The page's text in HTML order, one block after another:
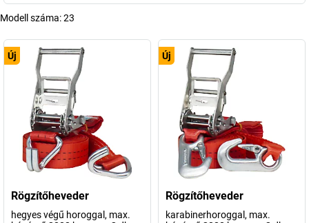
Modell száma:23
Új
Rögzítőheveder
hegyes végű horoggal, max.
Új
Rögzítőheveder
karabinerhoroggal, max.